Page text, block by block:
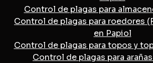
Control de plagas para
Control de plagas para roedores
en Papiol
Control de plagas para topos y
Control de plagas para